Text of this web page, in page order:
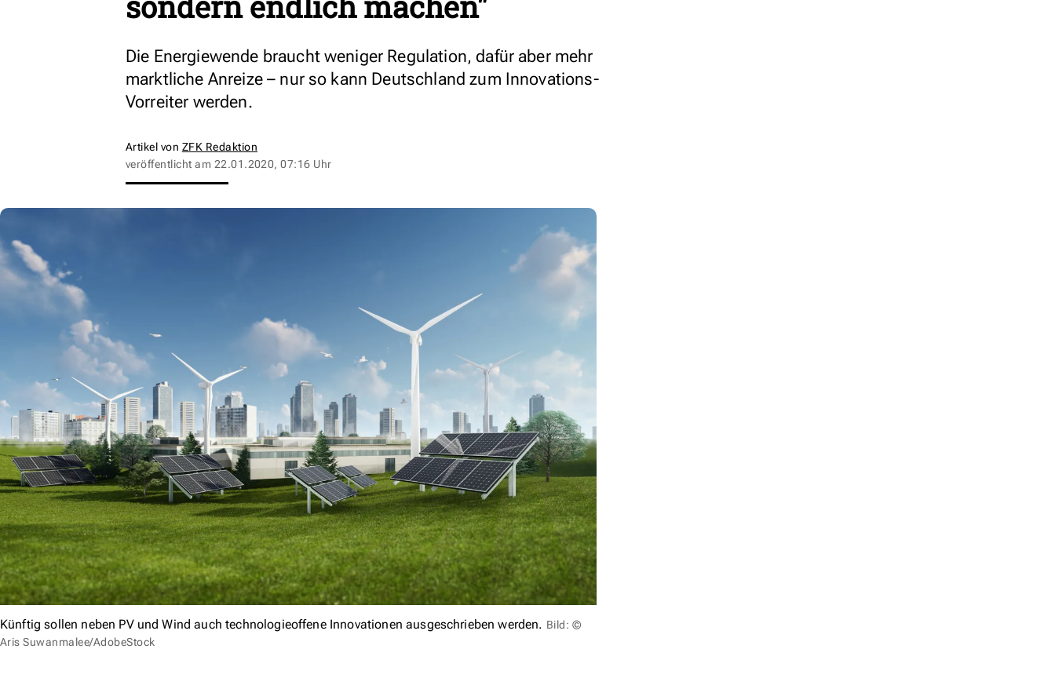
Die Energiewende braucht weniger Regulation, dafür aber mehr
marktliche Anreize – nur so kann Deutschland zum Innovations-
Vorreiter werden.
Artikel von ZFK Redaktion
veröffentlicht am 22.01.2020, 07:16 Uhr
Künftig sollen neben PV und Wind auch technologieoffene Innovationen ausgeschrieben werden. Bild: ©
Aris Suwanmalee/AdobeStock